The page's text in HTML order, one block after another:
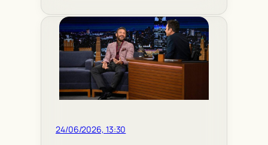
24/06/2026, 13:30